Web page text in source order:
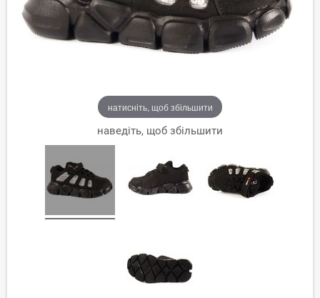
натисніть, щоб збільшити
наведіть, щоб збільшити